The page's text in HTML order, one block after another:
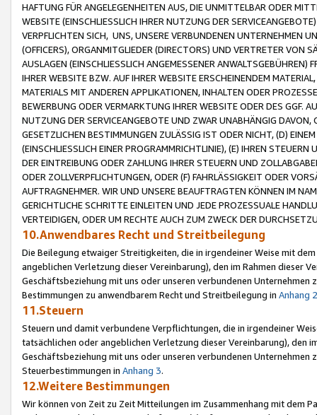
HAFTUNG FÜR ANGELEGENHEITEN AUS, DIE UNMITTELBAR ODER
WEBSITE (EINSCHLIESSLICH IHRER NUTZUNG DER
VERPFLICHTEN SICH, UNS, UNSERE VERBUNDENEN UNTERNEHMEN
(OFFICERS), ORGANMITGLIEDER (DIRECTORS) UND VERTRETER VON
AUSLAGEN (EINSCHLIESSLICH ANGEMESSENER
IHRER WEBSITE BZW. AUF IHRER WEBSITE ERSCHEINENDEM
MATERIALS MIT ANDEREN APPLIKATIONEN, INHALTEN ODER
BEWERBUNG ODER VERMARKTUNG IHRER WEBSITE ODER DES GGF.
NUTZUNG DER SERVICEANGEBOTE UND ZWAR UNABHÄNGIG
GESETZLICHEN BESTIMMUNGEN ZULÄSSIG IST ODER NICHT, (D)
(EINSCHLIESSLICH EINER PROGRAMMRICHTLINIE), (E) IHREN
DER EINTREIBUNG ODER ZAHLUNG IHRER STEUERN UND
ODER ZOLLVERPFLICHTUNGEN, ODER (F) FAHRLÄSSIGKEIT ODER
AUFTRAGNEHMER. WIR UND UNSERE BEAUFTRAGTEN KÖNNEN IM
GERICHTLICHE SCHRITTE EINLEITEN UND JEDE PROZESSUALE
VERTEIDIGEN, ODER UM RECHTE AUCH ZUM ZWECK DER
10.Anwendbares Recht und Streitbeilegung
Die Beilegung etwaiger Streitigkeiten, die in irgendeiner Weise mit
angeblichen Verletzung dieser Vereinbarung), den im Rahmen dieser
Geschäftsbeziehung mit uns oder unseren verbundenen
Bestimmungen zu anwendbarem Recht und Streitbeilegung in Anhang 2
11.Steuern
Steuern und damit verbundene Verpflichtungen, die in irgendeiner
tatsächlichen oder angeblichen Verletzung dieser Vereinbarung), den
Geschäftsbeziehung mit uns oder unseren verbundenen
Steuerbestimmungen in Anhang 3.
12.Weitere Bestimmungen
Wir können von Zeit zu Zeit Mitteilungen im Zusammenhang mit dem